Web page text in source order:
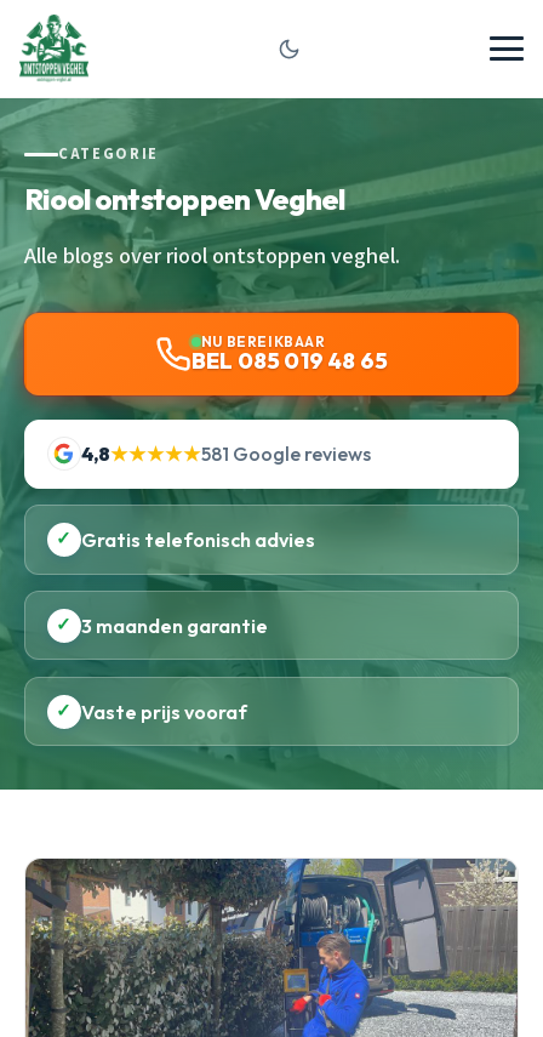
CATEGORIE
Riool ontstoppen Veghel
Alle blogs over riool ontstoppen veghel.
NU BEREIKBAAR
BEL 085 019 48 65
4,8★★★★★581 Google reviews
✓ Gratis telefonisch advies
✓ 3 maanden garantie
✓ Vaste prijs vooraf